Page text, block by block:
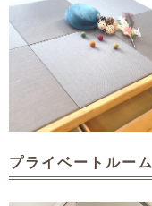
プライベートルーム